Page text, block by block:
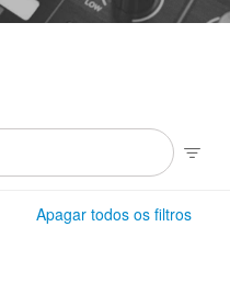
Apagar todos os filtros